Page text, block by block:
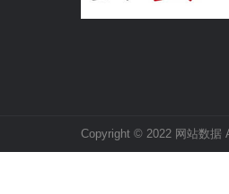
Copyright © 2022 网站数据